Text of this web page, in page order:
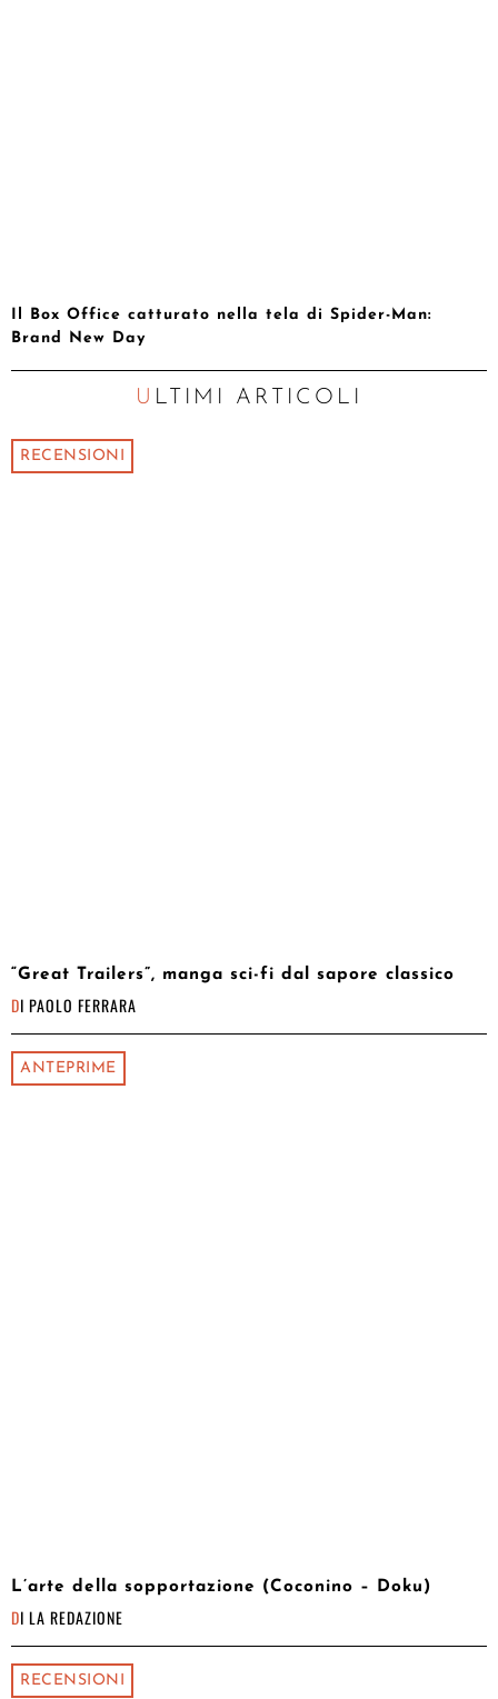
Il Box Office catturato nella tela di Spider-Man:
Brand New Day
ULTIMI ARTICOLI
RECENSIONI
“Great Trailers”, manga sci-fi dal sapore classico
DI PAOLO FERRARA
ANTEPRIME
L’arte della sopportazione (Coconino – Doku)
DI LA REDAZIONE
RECENSIONI